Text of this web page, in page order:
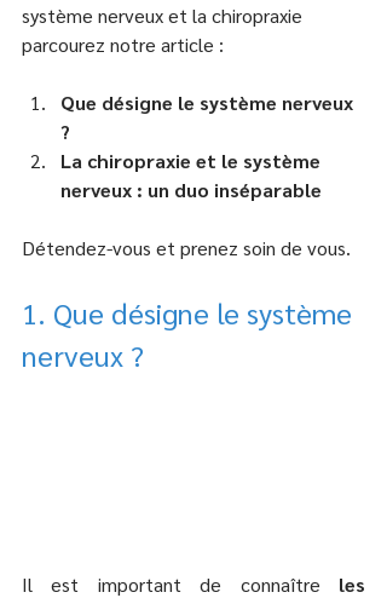
système nerveux et la chiropraxie
parcourez notre article :
Que désigne le système nerveux
?
La chiropraxie et le système
nerveux : un duo inséparable
Détendez-vous et prenez soin de vous.
1. Que désigne le système
nerveux ?
Il est important de connaître les